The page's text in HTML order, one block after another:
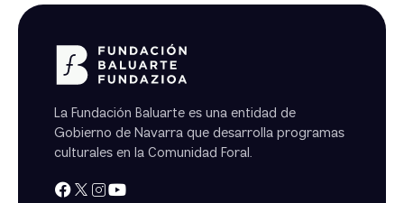
La Fundación Baluarte es una entidad de
Gobierno de Navarra que desarrolla programas
culturales en la Comunidad Foral.